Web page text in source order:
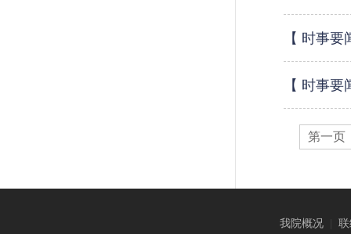
【 时事
【 时事
第一页
我院概况